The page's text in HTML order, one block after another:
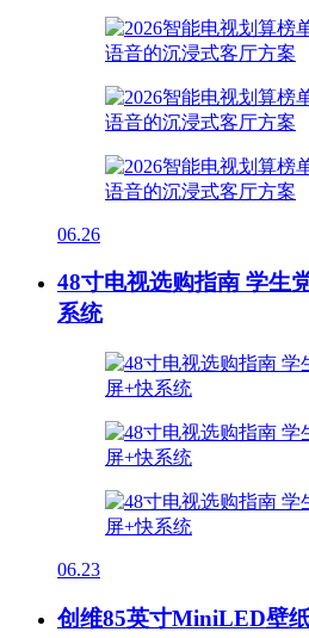
06.26
48寸电视选购指南 学生
系统
06.23
创维85英寸MiniLED壁